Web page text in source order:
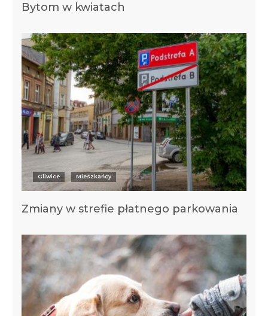
Bytom w kwiatach
Gliwice Mieszkańcy
Zmiany w strefie płatnego parkowania